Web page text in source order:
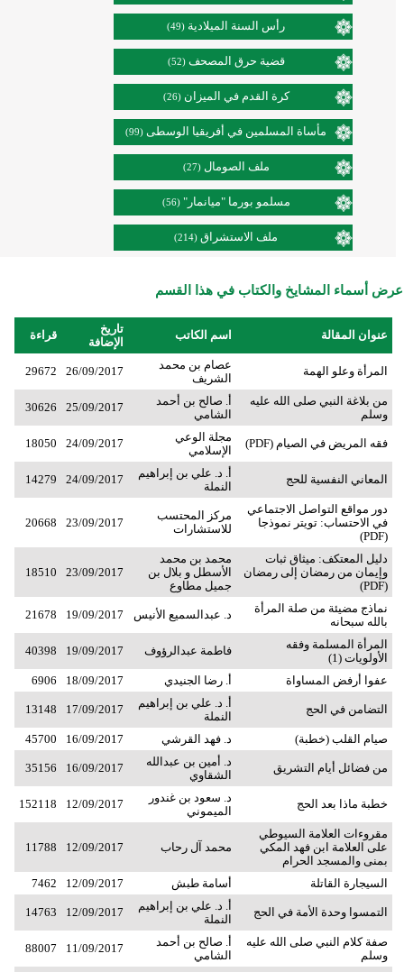
رأس السنة الميلادية (49)
قضية حرق المصحف (52)
كرة القدم في الميزان (26)
مأساة المسلمين في أفريقيا الوسطى (99)
ملف الصومال (27)
مسلمو بورما "ميانمار" (56)
ملف الاستشراق (214)
عرض أسماء المشايخ والكتاب في هذا القسم
عنوان المقالة اسم الكاتب
تاريخ
الإضافة
قراءة
المرأة وعلو الهمة
عصام بن محمد
الشريف
26/09/2017
29672
من بلاغة النبي صلى الله عليه
وسلم
أ. صالح بن أحمد
الشامي
25/09/2017
30626
فقه المريض في الصيام (PDF)
مجلة الوعي
الإسلامي
24/09/2017
18050
المعاني النفسية للحج
أ. د. علي بن إبراهيم
النملة
24/09/2017
14279
دور مواقع التواصل الاجتماعي
في الاحتساب: تويتر نموذجا
‫(PDF)
مركز المحتسب
للاستشارات
23/09/2017
20668
دليل المعتكف: ميثاق ثبات
وإيمان من رمضان إلى رمضان
(PDF)
محمد بن محمد
الأسطل و بلال بن
جميل مطاوع
23/09/2017
18510
نماذج مضيئة من صلة المرأة
بالله سبحانه
د. عبدالسميع الأنيس 19/09/2017
21678
المرأة المسلمة وفقه
الأولويات (1)
فاطمة عبدالرؤوف 19/09/2017
40398
عفوا أرفض المساواة أ. رضا الجنيدي 18/09/2017
6906
التضامن في الحج
أ. د. علي بن إبراهيم
النملة
17/09/2017
13148
صيام القلب (خطبة) د. فهد القرشي 16/09/2017
45700
من فضائل أيام التشريق
د. أمين بن عبدالله
الشقاوي
16/09/2017
35156
خطبة ماذا بعد الحج
د. سعود بن غندور
الميموني
12/09/2017
152118
مقروءات العلامة السيوطي
على العلامة ابن فهد المكي
بمنى والمسجد الحرام
محمد آل رحاب 12/09/2017
11788
السيجارة القاتلة أسامة طبش 12/09/2017
7462
التمسوا وحدة الأمة في الحج
أ. د. علي بن إبراهيم
النملة
12/09/2017
14763
صفة كلام النبي صلى الله عليه
وسلم
أ. صالح بن أحمد
الشامي
11/09/2017
88007